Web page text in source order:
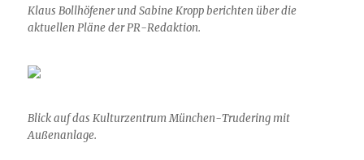
Klaus Bollhöfener und Sabine Kropp berichten über die
aktuellen Pläne der PR-Redaktion.
Blick auf das Kulturzentrum München-Trudering mit
Außenanlage.